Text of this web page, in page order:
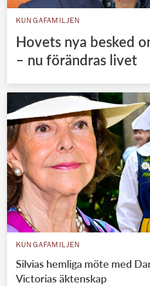
KUNGAFAMILJEN
Hovets nya besked
– nu förändras livet
KUNGAFAMILJEN
Silvias hemliga möte med
Victorias äktenskap